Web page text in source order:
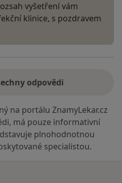
vyšetření vám
klinice, s pozdravem
odpovědi
na portálu ZnamyLekar.cz
má pouze informativní
plnohodnotnou
specialistou.